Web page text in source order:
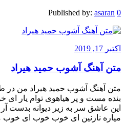
Published by: asaran 0
اکتبر 17, 2019
متن آهنگ آشوب حمید هیراد
متن آهنگ آشوب حمید هیراد من در
بنده مست و پر هیاهوی توام یار ای
این عاشق سر به زیر دیوانه بدست آر
میاره نازنین ای خوب خوب ای